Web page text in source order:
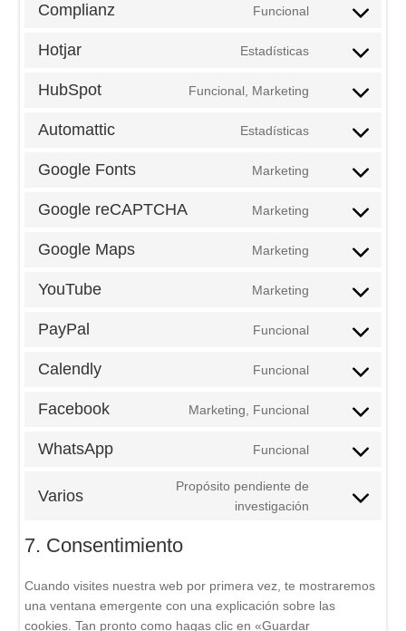
analytics
service
Complianz Funcional
Consent
service
Hotjar Estadísticas
Consent
service
HubSpot Funcional, Marketing
Consent
service
Automattic Estadísticas
Consent
service
Google Fonts Marketing
Consent
service
Google reCAPTCHA Marketing
Consent
service
recaptcha
Google Maps Marketing
Consent
service
YouTube Marketing
Consent
service
PayPal Funcional
Consent
service
Calendly Funcional
Consent
service
Facebook Marketing, Funcional
Consent
service
WhatsApp Funcional
Consent
service
Varios
Propósito pendiente de
investigación
Consent
7. Consentimiento
Cuando visites nuestra web por primera vez, te mostraremos
una ventana emergente con una explicación sobre las
cookies. Tan pronto como hagas clic en «Guardar